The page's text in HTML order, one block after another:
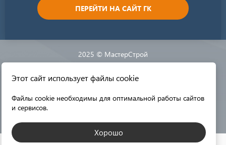
ПЕРЕЙТИ НА САЙТ ГК
2025 © МастерСтрой
Разработка сайта:
Этот сайт использует файлы cookie
Файлы cookie необходимы для оптимальной работы сайтов
и сервисов.
Хорошо
КАТАЛОГ МАТЕРИАЛОВ